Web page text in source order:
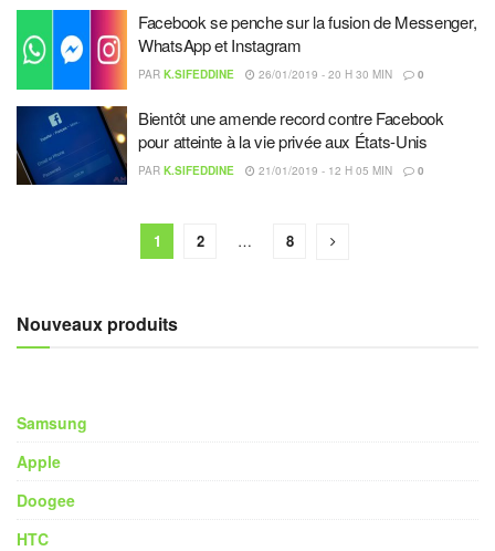
Facebook se penche sur la fusion de Messenger,
WhatsApp et Instagram
PAR K.SIFEDDINE 26/01/2019 - 20 H 30 MIN 0
Bientôt une amende record contre Facebook
pour atteinte à la vie privée aux États-Unis
PAR K.SIFEDDINE 21/01/2019 - 12 H 05 MIN 0
1 2 … 8
Nouveaux produits
Samsung
Apple
Doogee
HTC